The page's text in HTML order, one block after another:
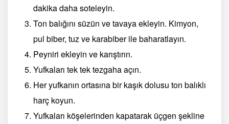
dakika daha soteleyin.
Ton balığını süzün ve tavaya ekleyin. Kimyon,
pul biber, tuz ve karabiber ile baharatlayın.
Peyniri ekleyin ve karıştırın.
Yufkaları tek tek tezgaha açın.
Her yufkanın ortasına bir kaşık dolusu ton balıklı
harç koyun.
Yufkaları köşelerinden kapatarak üçgen şekline